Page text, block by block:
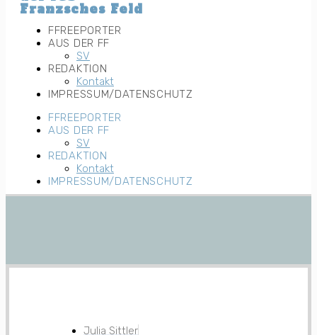
Franzsches Feld
FFREEPORTER
AUS DER FF
SV
REDAKTION
Kontakt
IMPRESSUM/DATENSCHUTZ
FFREEPORTER
AUS DER FF
SV
REDAKTION
Kontakt
IMPRESSUM/DATENSCHUTZ
Julia Sittler